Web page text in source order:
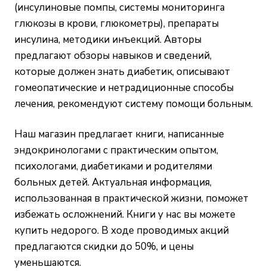
(инсулиновые помпы, системы мониторинга
глюкозы в крови, глюкометры), препараты
инсулина, методики инъекций. Авторы
предлагают обзоры навыков и сведений,
которые должен знать диабетик, описывают
гомеопатические и нетрадиционные способы
лечения, рекомендуют систему помощи больным.
Наш магазин предлагает книги, написанные
эндокринологами с практическим опытом,
психологами, диабетиками и родителями
больных детей. Актуальная информация,
использованная в практической жизни, поможет
избежать осложнений. Книги у нас вы можете
купить недорого. В ходе проводимых акций
предлагаются скидки до 50%, и цены
уменьшаются.